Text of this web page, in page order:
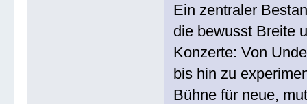
Ein zentraler
die bewusst Breite
Konzerte: Von
bis hin zu
Bühne für neue,